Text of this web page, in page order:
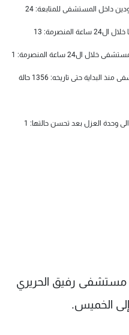
داخل المستشفى للمتابعة: 24
13
ساعة المنصرمة: 1
- مجموع حالات شفاء مرضى من داخل المستشفى منذ البداية حتى تاريخه: 1356 حالة
وحدة العزل بعد تحسن حالتها: 1
كوفيد-19 داخل مستشفى رفيق الحريري
الخميس.